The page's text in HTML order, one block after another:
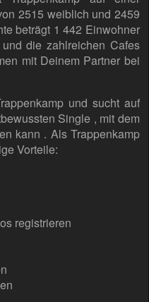
2515 weiblich und 2459
beträgt 1 442 Einwohner
die zahlreichen Cafes
mit Deinem Partner bei
und sucht auf
Single , mit dem
kann . Als Trappenkamp
Vorteile:
registrieren